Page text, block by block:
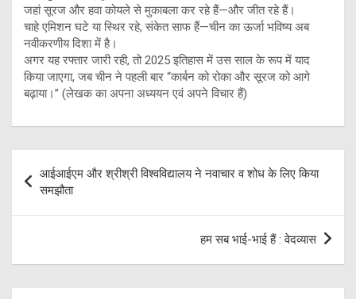
जहां सूरज और हवा कोयले से मुकाबला कर रहे हैं—और जीत रहे हैं।
चाहे एमिशन घटे या स्थिर रहे, संकेत साफ हैं—चीन का ऊर्जा भविष्य अब
नवीकरणीय दिशा में है।
अगर यह रफ्तार जारी रही, तो 2025 इतिहास में उस साल के रूप में याद
किया जाएगा, जब चीन ने पहली बार “कार्बन को रोका और सूरज को आगे
बढ़ाया।” (लेखक का अपना अध्ययन एवं अपने विचार हैं)
navigation
आईआईएम और श्रीश्री विश्वविद्यालय ने नवाचार व शोध के लिए किया
समझौता
हम सब भाई-भाई हैं : वेदव्यास